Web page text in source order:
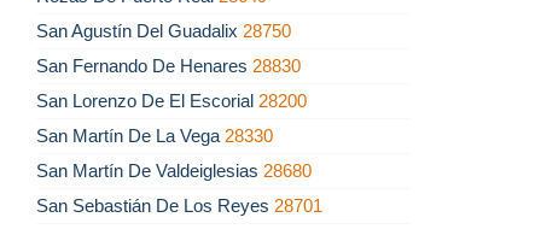
San Agustín Del Guadalix 28750
San Fernando De Henares 28830
San Lorenzo De El Escorial 28200
San Martín De La Vega 28330
San Martín De Valdeiglesias 28680
San Sebastián De Los Reyes 28701